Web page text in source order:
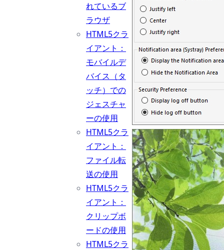
れているブ
ラウザ
HTML5クラ
イアント：
モバイルデ
バイス（タ
ッチ）での
ジェスチャ
ーの使用
HTML5クラ
イアント：
ファイル転
送の使用
HTML5クラ
イアント：
クリップボ
ードの使用
HTML5クラ